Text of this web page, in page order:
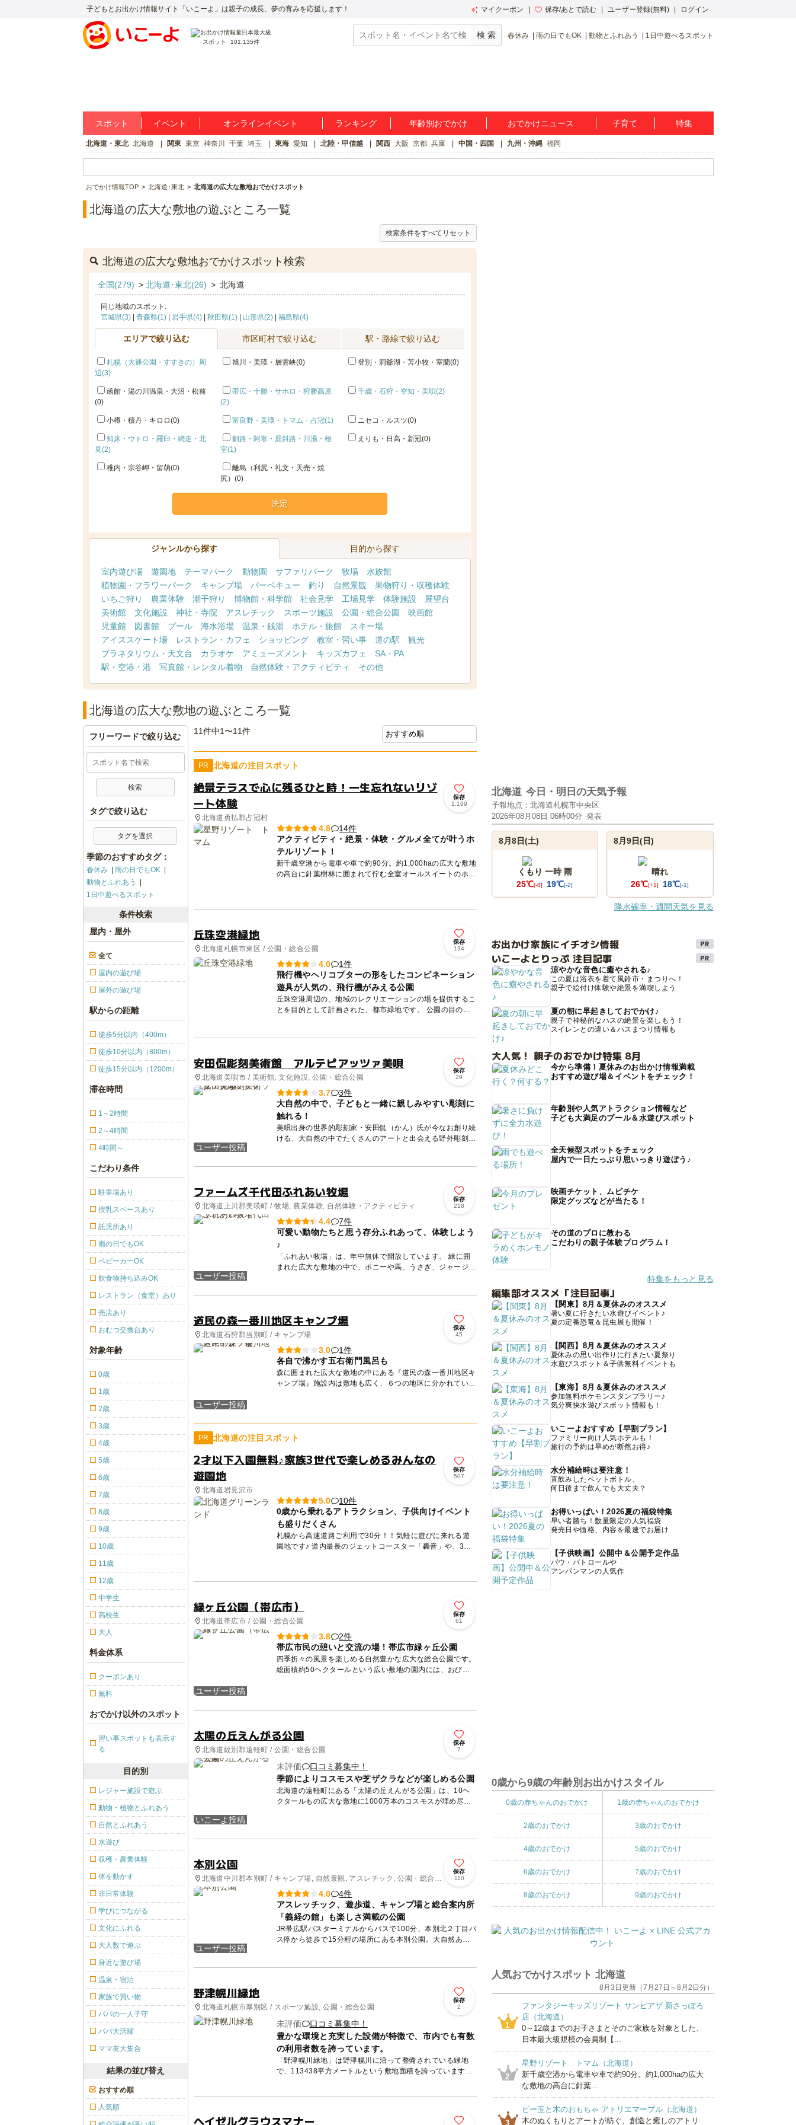
子どもとお出かけ情報サイト「いこーよ」は親子の成長、夢の育みを応援します！ マイクーポン 保存/あとで読む ユーザー登録(無料) ログイン
スポット 101,135件
春休み 雨の日でもOK 動物とふれあう 1日中遊べるスポット
スポット イベント オンラインイベント ランキング 年齢別おでかけ おでかけニュース 子育て 特集
北海道・東北 北海道 関東 東京 神奈川 千葉 埼玉 東海 愛知 北陸・甲信越 関西 大阪 京都 兵庫 中国・四国 九州・沖縄 福岡
おでかけ情報TOP 北海道･東北 北海道の広大な敷地おでかけスポット
北海道の広大な敷地の遊ぶところ一覧
検索条件をすべてリセット
北海道の広大な敷地おでかけスポット検索
全国(279) > 北海道･東北(26) > 北海道
同じ地域のスポット:
宮城県(3)| 青森県(1)| 岩手県(4)| 秋田県(1)| 山形県(2)| 福島県(4)
エリアで絞り込む 市区町村で絞り込む 駅・路線で絞り込む
札幌（大通公園・すすきの）周
辺(3)
旭川・美瑛・層雲峡(0) 登別・洞爺湖・苫小牧・室蘭(0)
函館・湯の川温泉・大沼・松前
(0)
帯広・十勝・サホロ・狩勝高原
(2)
千歳・石狩・空知・美唄(2)
小樽・積丹・キロロ(0) 富良野・美瑛・トマム・占冠(1) ニセコ・ルスツ(0)
知床・ウトロ・羅臼・網走・北
見(2)
釧路・阿寒・屈斜路・川湯・根
室(1)
えりも・日高・新冠(0)
稚内・宗谷岬・留萌(0)
離島（利尻・礼文・天売・焼
尻）(0)
決定
ジャンルから探す 目的から探す
室内遊び場 遊園地 テーマパーク 動物園 サファリパーク 牧場
水族館
植物園・フラワーパーク
キャンプ場 バーベキュー 釣り 自然景観
果物狩り・収穫体験
いちご狩り
農業体験 潮干狩り 博物館・科学館 社会見学 工場見学 体験施設
展望台
美術館
文化施設 神社・寺院 アスレチック スポーツ施設 公園・総合公園
映画館
児童館
図書館 プール 海水浴場 温泉・銭湯 ホテル・旅館
スキー場
アイススケート場
レストラン・カフェ ショッピング 教室・習い事 道の駅
観光
プラネタリウム・天文台
カラオケ アミューズメント キッズカフェ
SA・PA
駅・空港・港
写真館・レンタル着物 自然体験・アクティビティ その他
北海道の広大な敷地の遊ぶところ一覧
11件中1〜11件
PR 北海道の注目スポット
絶景テラスで心に残るひと時！一生忘れないリゾ
ート体験
北海道勇払郡占冠村
保存
1,199
4.8
14件
アクティビティ・絶景・体験・グルメ全てが叶うホ
テルリゾート！
新千歳空港から電車や車で約90分。約1,000haの広大な敷地
の高台に針葉樹林に囲まれて佇む全室オールスイートのホテ
丘珠空港緑地
北海道札幌市東区 / 公園・総合公園
保存
134
4.0
1件
飛行機やヘリコプターの形をしたコンビネーション
遊具が人気の、飛行機がみえる公園
丘珠空港周辺の、地域のレクリエーションの場を提供するこ
とを目的として計画された、都市緑地です。 公園の目の前
安田侃彫刻美術館 アルテピアッツァ美唄
北海道美唄市 / 美術館, 文化施設, 公園・総合公園
保存
29
ユーザー投稿
3.7
3件
大自然の中で、子どもと一緒に親しみやすい彫刻に
触れる！
美唄出身の世界的彫刻家・安田侃（かん）氏が今なお創り続
ける、大自然の中でたくさんのアートと出会える野外彫刻公
ファームズ千代田ふれあい牧場
北海道上川郡美瑛町 / 牧場, 農業体験, 自然体験・アクティビティ
保存
218
ユーザー投稿
4.4
7件
可愛い動物たちと思う存分ふれあって、体験しよう
♪
「ふれあい牧場」は、年中無休で開放しています。 緑に囲
まれた広大な敷地の中で、ポニーや馬、うさぎ、ジャージー
道民の森一番川地区キャンプ場
北海道石狩郡当別町 / キャンプ場
保存
45
ユーザー投稿
3.0
1件
各自で沸かす五右衛門風呂も
森に囲まれた広大な敷地の中にある『道民の森一番川地区キ
ャンプ場』施設内は敷地も広く、６つの地区に分かれてい
PR 北海道の注目スポット
2才以下入園無料♪家族3世代で楽しめるみんなの
遊園地
北海道岩見沢市
保存
507
5.0
10件
0歳から乗れるアトラクション、子供向けイベント
も盛りだくさん
札幌から高速道路ご利用で30分！！気軽に遊びに来れる遊
園地です♪ 道内最長のジェットコースター「轟音」や、3回
緑ヶ丘公園（帯広市）
北海道帯広市 / 公園・総合公園
保存
61
ユーザー投稿
3.8
2件
帯広市民の憩いと交流の場！帯広市緑ヶ丘公園
四季折々の風景を楽しめる自然豊かな広大な総合公園です。
総面積約50ヘクタールという広い敷地の園内には、おびひ
太陽の丘えんがる公園
北海道紋別郡遠軽町 / 公園・総合公園
保存
7
いこーよ投稿
未評価
口コミ募集中！
季節によりコスモスや芝ザクラなどが楽しめる公園
北海道の遠軽町にある「太陽の丘えんがる公園」は、10ヘ
クタールもの広大な敷地に1000万本のコスモスが埋め尽く
本別公園
北海道中川郡本別町 / キャンプ場, 自然景観, アスレチック, 公園・総合公
園
保存
110
ユーザー投稿
4.0
4件
アスレッチック、遊歩道、キャンプ場と総合案内所
「義経の館」も楽しさ満載の公園
JR帯広駅バスターミナルからバスで100分、本別北２丁目バ
ス停から徒歩で15分程の場所にある本別公園。大自然あふ
野津幌川緑地
北海道札幌市厚別区 / スポーツ施設, 公園・総合公園
保存
2
未評価
口コミ募集中！
豊かな環境と充実した設備が特徴で、市内でも有数
の利用者数を誇っています。
「野津幌川緑地」は野津幌川に沿って整備されている緑地
で、113438平方メートルという敷地面積を誇っています。
ヘイゼルグラウスマナー
フリーワードで絞り込む
タグで絞り込む
タグを選択
季節のおすすめタグ：
春休み
雨の日でもOK
動物とふれあう
1日中遊べるスポット
条件検索
屋内・屋外
全て
屋内の遊び場
屋外の遊び場
駅からの距離
徒歩5分以内（400m）
徒歩10分以内（800m）
徒歩15分以内（1200m）
滞在時間
1～2時間
2～4時間
4時間～
こだわり条件
駐車場あり
授乳スペースあり
託児所あり
雨の日でもOK
ベビーカーOK
飲食物持ち込みOK
レストラン（食堂）あり
売店あり
おむつ交換台あり
対象年齢
0歳
1歳
2歳
3歳
4歳
5歳
6歳
7歳
8歳
9歳
10歳
11歳
12歳
中学生
高校生
大人
料金体系
クーポンあり
無料
おでかけ以外のスポット
習い事スポットも表示す
る
目的別
レジャー施設で遊ぶ
動物・植物とふれあう
自然とふれあう
水遊び
収穫・農業体験
体を動かす
非日常体験
学びにつながる
文化にふれる
大人数で遊ぶ
身近な遊び場
温泉・宿泊
家族で買い物
パパの一人子守
パパ大活躍
ママ友大集合
結果の並び替え
おすすめ順
人気順
北海道 今日・明日の天気予報
予報地点：北海道札幌市中央区
2026年08月08日 06時00分 発表
8月8日(土)
くもり 一時 雨
25℃[-8] 19℃[-2]
8月9日(日)
晴れ
26℃[+1] 18℃[-1]
降水確率・週間天気を見る
お出かけ家族にイチオシ情報
いこーよとりっぷ 注目記事
涼やかな音色に癒やされる♪
この夏は浴衣を着て風鈴市・まつりへ！
親子で絵付け体験や絶景を満喫しよう
夏の朝に早起きしておでかけ♪
親子で神秘的なハスの絶景を楽しもう！
スイレンとの違い＆ハスまつり情報も
大人気！ 親子のおでかけ特集 8月
今から準備！夏休みのお出かけ情報満載
おすすめ遊び場＆イベントをチェック！
年齢別や人気アトラクション情報など
子ども大満足のプール＆水遊びスポット
全天候型スポットをチェック
屋内で一日たっぷり思いっきり遊ぼう♪
映画チケット、ムビチケ
限定グッズなどが当たる！
その道のプロに教わる
こだわりの親子体験プログラム！
特集をもっと見る
編集部オススメ「注目記事」
【関東】8月＆夏休みのオススメ
暑い夏に行きたい水遊びイベント♪
夏の定番恐竜＆昆虫展も開催！
【関西】8月＆夏休みのオススメ
夏休みの思い出作りに行きたい夏祭り
水遊びスポット＆子供無料イベントも
【東海】8月＆夏休みのオススメ
参加無料ポケモンスタンプラリー♪
気分爽快水遊びスポット情報も！
いこーよおすすめ【早割プラン】
ファミリー向け人気ホテルも！
旅行の予約は早めが断然お得♪
水分補給時は要注意！
直飲みしたペットボトル、
何日後まで飲んでも大丈夫？
お得いっぱい！2026夏の福袋特集
早い者勝ち！数量限定の人気福袋
発売日や価格、内容を最速でお届け
【子供映画】公開中＆公開予定作品
パウ・パトロールや
アンパンマンの人気作
0歳から9歳の年齢別お出かけスタイル
0歳の赤ちゃんのおでかけ 1歳の赤ちゃんのおでかけ
2歳のおでかけ 3歳のおでかけ
4歳のおでかけ 5歳のおでかけ
6歳のおでかけ 7歳のおでかけ
8歳のおでかけ 9歳のおでかけ
人気おでかけスポット 北海道
8月3日更新（7月27日～8月2日分）
1
ファンタジーキッズリゾート サンピアザ 新さっぽろ
店（北海道）
0～12歳までのお子さまとそのご家族を対象とした、
日本最大級規模の会員制【...
2
星野リゾート トマム（北海道）
新千歳空港から電車や車で約90分。約1,000haの広大
な敷地の高台に針葉...
3
ビー玉と木のおもちゃ アトリエマーブル（北海道）
木のぬくもりとアートが紡ぐ、創造と癒しのアトリ